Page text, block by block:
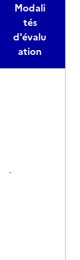
Modali
tés
d'évalu
ation
-